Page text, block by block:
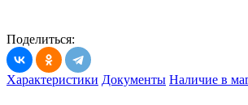
Поделиться:
Характеристики Документы Наличие в